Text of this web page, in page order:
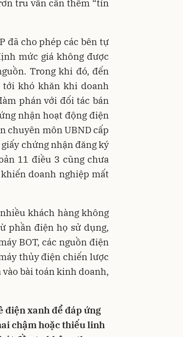
tru vẫn cần thêm “tín
đã cho phép các bên tự
mức giá không được
Trong khi đó, đến
tới khó khăn khi doanh
phán với đối tác bán
nhận hoạt động điện
chuyên môn UBND cấp
chứng nhận đăng ký
11 điều 3 cũng chưa
doanh nghiệp mất
khách hàng không
phần điện họ sử dụng,
BOT, các nguồn điện
thủy điện chiến lược
bài toán kinh doanh,
điện xanh để đáp ứng
chậm hoặc thiếu linh